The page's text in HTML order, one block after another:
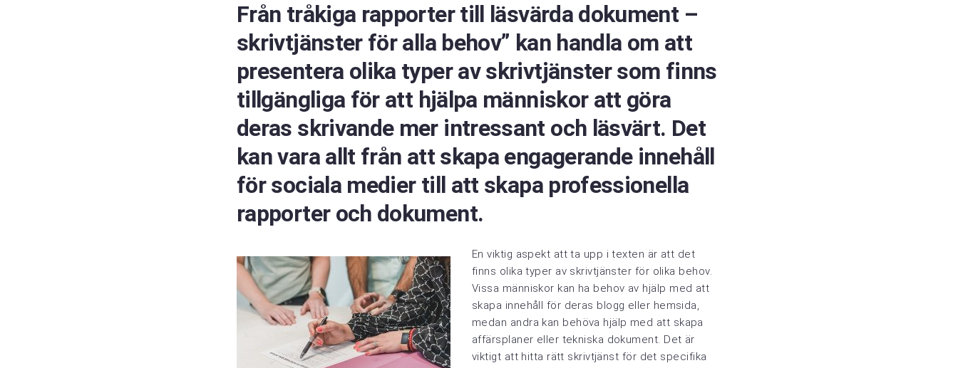
Från tråkiga rapporter till läsvärda dokument –
skrivtjänster för alla behov” kan handla om att
presentera olika typer av skrivtjänster som finns
tillgängliga för att hjälpa människor att göra
deras skrivande mer intressant och läsvärt. Det
kan vara allt från att skapa engagerande innehåll
för sociala medier till att skapa professionella
rapporter och dokument.
En viktig aspekt att ta upp i texten är att det
finns olika typer av skrivtjänster för olika behov.
Vissa människor kan ha behov av hjälp med att
skapa innehåll för deras blogg eller hemsida,
medan andra kan behöva hjälp med att skapa
affärsplaner eller tekniska dokument. Det är
viktigt att hitta rätt skrivtjänst för det specifika